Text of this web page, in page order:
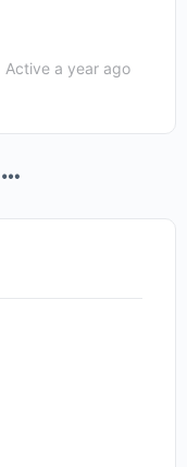
Active a year ago